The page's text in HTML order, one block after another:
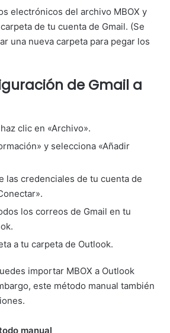
electrónicos del archivo MBOX y
de tu cuenta de Gmail. (Se
una nueva carpeta para pegar los
de Gmail a
clic en «Archivo».
y selecciona «Añadir
las credenciales de tu cuenta de
los correos de Gmail en tu
a tu carpeta de Outlook.
importar MBOX a Outlook
este método manual también
manual